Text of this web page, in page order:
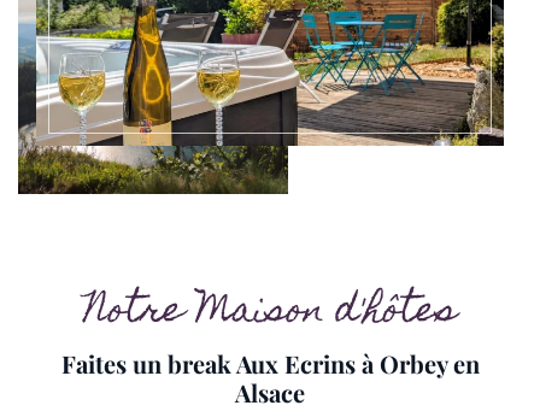
Notre Maison d'hôtes
Faites un break Aux Ecrins à Orbey en
Alsace